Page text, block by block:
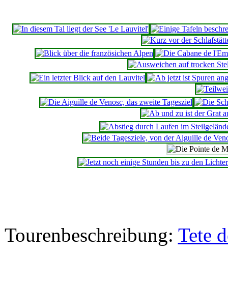
Tourenbeschreibung: Tete